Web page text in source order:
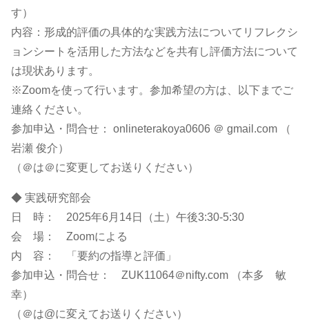
す）
内容：形成的評価の具体的な実践方法についてリフレクシ
ョンシートを活用した方法などを共有し評価方法について
は現状あります。
※Zoomを使って行います。参加希望の方は、以下までご
連絡ください。
参加申込・問合せ： onlineterakoya0606 ＠ gmail.com （
岩瀬 俊介）
（＠は＠に変更してお送りください）
◆ 実践研究部会
日 時： 2025年6月14日（土）午後3:30-5:30
会 場： Zoomによる
内 容： 「要約の指導と評価」
参加申込・問合せ： ZUK11064＠nifty.com （本多 敏
幸）
（＠は@に変えてお送りください）